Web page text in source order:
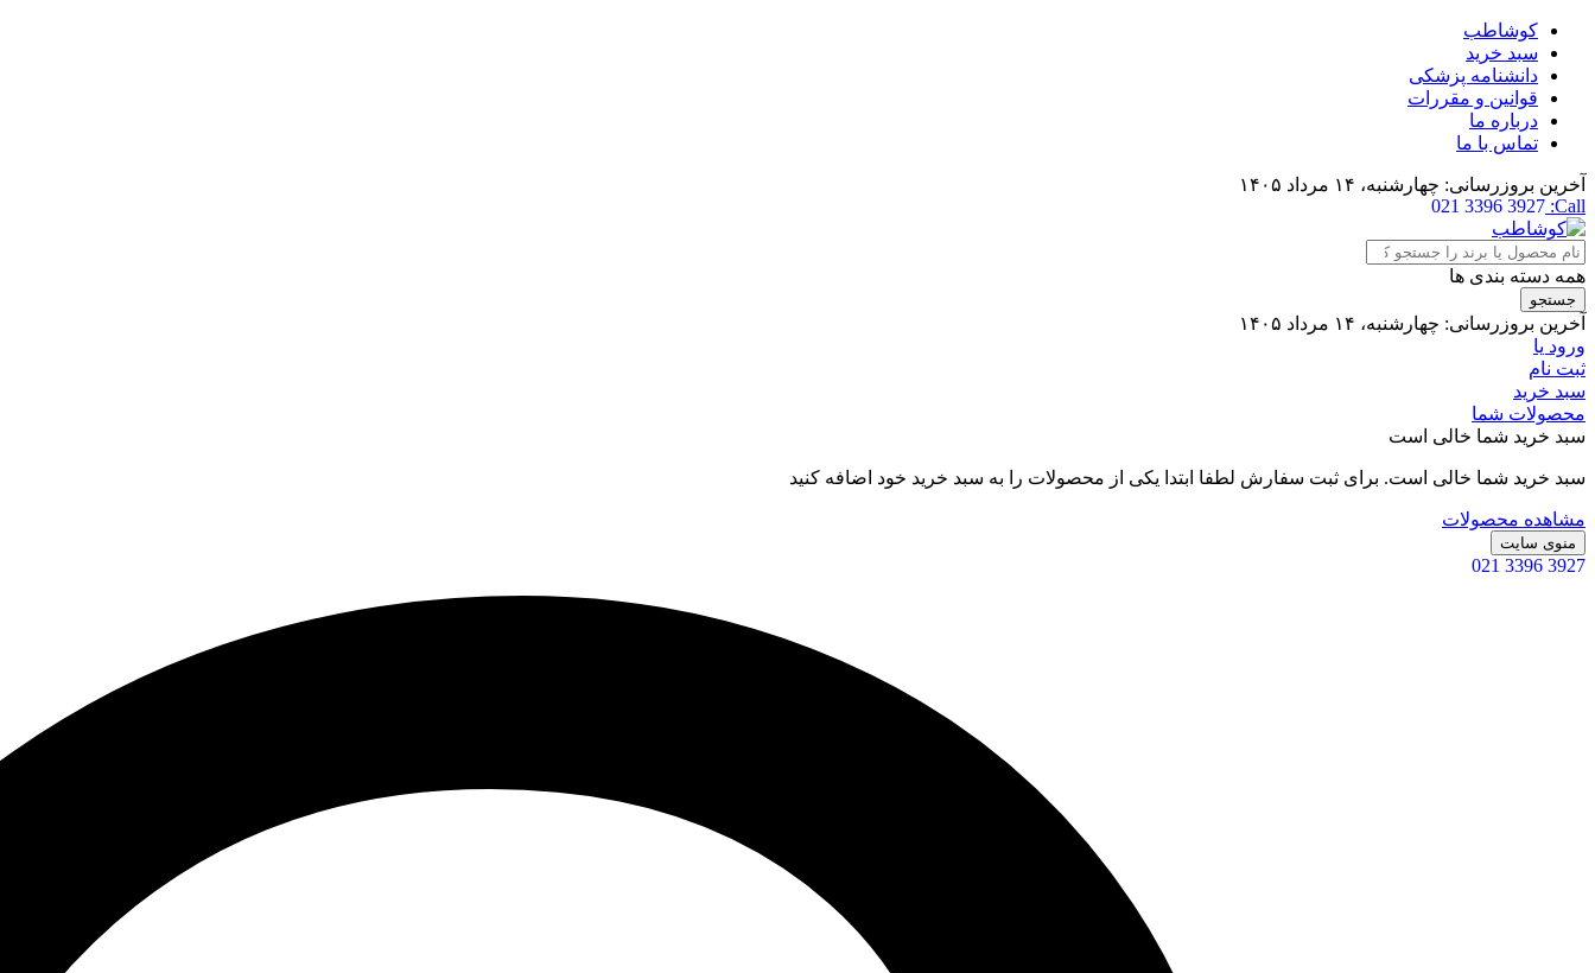
کوشاطب
سبد خرید
دانشنامه پزشکی
قوانین و مقررات
درباره ما
تماس با ما
آخرین بروزرسانی: چهارشنبه، ۱۴ مرداد ۱۴۰۵
Call:
021 3396 3927
همه دسته بندی ها
جستجو
آخرین بروزرسانی: چهارشنبه، ۱۴ مرداد ۱۴۰۵
ورود یا
ثبت نام
سبد خرید
محصولات شما
سبد خرید شما خالی است
سبد خرید شما خالی است. برای ثبت سفارش لطفا ابتدا یکی از محصولات را به سبد خرید خود اضافه کنید
مشاهده محصولات
منوی سایت
021 3396 3927